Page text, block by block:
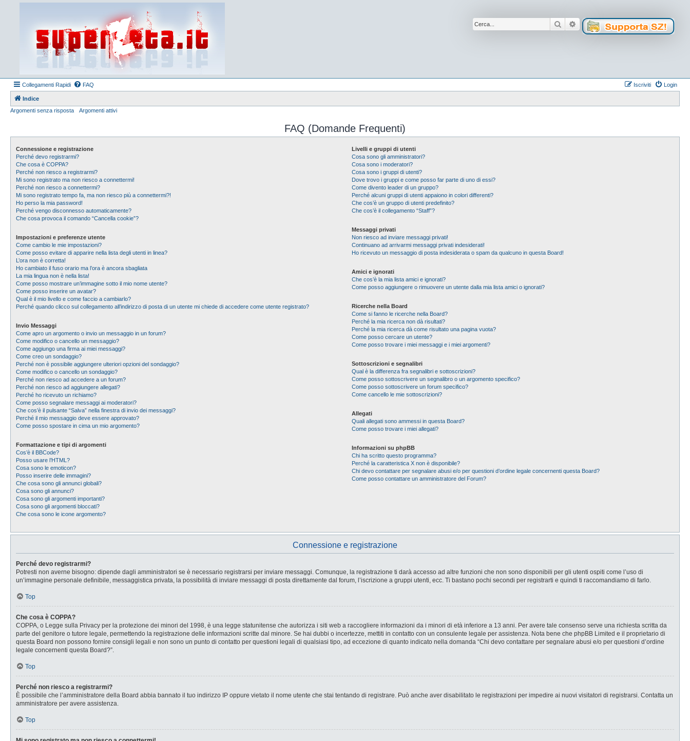
Cerca Ricerca avanzata
Collegamenti Rapidi FAQ Login
Iscriviti
Indice
Argomenti senza risposta
Argomenti attivi
FAQ (Domande Frequenti)
Connessione e registrazione
Perché devo registrarmi?
Che cosa è COPPA?
Perché non riesco a registrarmi?
Mi sono registrato ma non riesco a connettermi!
Perché non riesco a connettermi?
Mi sono registrato tempo fa, ma non riesco più a connettermi?!
Ho perso la mia password!
Perché vengo disconnesso automaticamente?
Che cosa provoca il comando “Cancella cookie”?
Impostazioni e preferenze utente
Come cambio le mie impostazioni?
Come posso evitare di apparire nella lista degli utenti in linea?
L’ora non è corretta!
Ho cambiato il fuso orario ma l’ora è ancora sbagliata
La mia lingua non è nella lista!
Come posso mostrare un’immagine sotto il mio nome utente?
Come posso inserire un avatar?
Qual è il mio livello e come faccio a cambiarlo?
Perché quando clicco sul collegamento all’indirizzo di posta di un utente mi chiede di accedere come utente registrato?
Invio Messaggi
Come apro un argomento o invio un messaggio in un forum?
Come modifico o cancello un messaggio?
Come aggiungo una firma ai miei messaggi?
Come creo un sondaggio?
Perché non è possibile aggiungere ulteriori opzioni del sondaggio?
Come modifico o cancello un sondaggio?
Perché non riesco ad accedere a un forum?
Perché non riesco ad aggiungere allegati?
Perché ho ricevuto un richiamo?
Come posso segnalare messaggi ai moderatori?
Che cos’è il pulsante “Salva” nella finestra di invio dei messaggi?
Perché il mio messaggio deve essere approvato?
Come posso spostare in cima un mio argomento?
Formattazione e tipi di argomenti
Cos’è il BBCode?
Posso usare l’HTML?
Cosa sono le emoticon?
Posso inserire delle immagini?
Che cosa sono gli annunci globali?
Cosa sono gli annunci?
Cosa sono gli argomenti importanti?
Cosa sono gli argomenti bloccati?
Che cosa sono le icone argomento?
Livelli e gruppi di utenti
Cosa sono gli amministratori?
Cosa sono i moderatori?
Cosa sono i gruppi di utenti?
Dove trovo i gruppi e come posso far parte di uno di essi?
Come divento leader di un gruppo?
Perché alcuni gruppi di utenti appaiono in colori differenti?
Che cos’è un gruppo di utenti predefinito?
Che cos’è il collegamento “Staff”?
Messaggi privati
Non riesco ad inviare messaggi privati!
Continuano ad arrivarmi messaggi privati indesiderati!
Ho ricevuto un messaggio di posta indesiderata o spam da qualcuno in questa Board!
Amici e ignorati
Che cos’è la mia lista amici e ignorati?
Come posso aggiungere o rimuovere un utente dalla mia lista amici o ignorati?
Ricerche nella Board
Come si fanno le ricerche nella Board?
Perché la mia ricerca non dà risultati?
Perché la mia ricerca dà come risultato una pagina vuota?
Come posso cercare un utente?
Come posso trovare i miei messaggi e i miei argomenti?
Sottoscrizioni e segnalibri
Qual è la differenza fra segnalibri e sottoscrizioni?
Come posso sottoscrivere un segnalibro o un argomento specifico?
Come posso sottoscrivere un forum specifico?
Come cancello le mie sottoscrizioni?
Allegati
Quali allegati sono ammessi in questa Board?
Come posso trovare i miei allegati?
Informazioni su phpBB
Chi ha scritto questo programma?
Perché la caratteristica X non è disponibile?
Chi devo contattare per segnalare abusi e/o per questioni d’ordine legale concernenti questa Board?
Come posso contattare un amministratore del Forum?
Connessione e registrazione
Perché devo registrarmi?
Potresti non averne bisogno: dipende dagli amministratori se è necessario registrarsi per inviare messaggi. Comunque, la registrazione ti darà accesso ad altre funzioni che non sono disponibili per gli utenti ospiti come l’uso di
un’immagine personale definibile, messaggistica privata, la possibilità di inviare messaggi di posta direttamente dal forum, l’iscrizione a gruppi utenti, ecc. Ti bastano pochi secondi per registrarti e quindi ti raccomandiamo di farlo.
Top
Che cosa è COPPA?
COPPA, o Legge sulla Privacy per la protezione dei minori del 1998, è una legge statunitense che autorizza i siti web a raccogliere informazioni da i minori di età inferiore a 13 anni. Per avere tale consenso serve una richiesta scritta da
parte del genitore o tutore legale, permettendo la registrazione delle informazioni scritte dal minore. Se hai dubbi o incertezze, mettiti in contatto con un consulente legale per assistenza. Nota bene che phpBB Limited e il proprietario di
questa Board non possono fornire consigli legali e non sono un punto di contatto per questioni legali di qualsiasi tipo, ad eccezione di quanto indicato nella domanda “Chi devo contattare per segnalare abusi e/o per questioni d’ordine
legale concernenti questa Board?”.
Top
Perché non riesco a registrarmi?
È possibile che l’amministratore della Board abbia bannato il tuo indirizzo IP oppure vietato il nome utente che stai tentando di registrare. Può anche aver disabilitato le registrazioni per impedire ai nuovi visitatori di registrarsi. Contatta un
amministratore per avere assistenza.
Top